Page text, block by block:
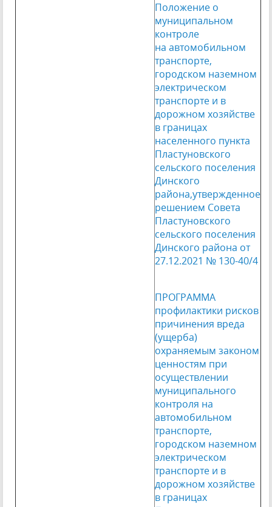
Положение о
муниципальном
контроле
на автомобильном
транспорте,
городском наземном
электрическом
транспорте и в
дорожном хозяйстве
в границах
населенного пункта
Пластуновского
сельского поселения
Динского
района,утвержденное
решением Совета
Пластуновского
сельского поселения
Динского района от
27.12.2021 № 130-40/4
ПРОГРАММА
профилактики рисков
причинения вреда
(ущерба)
охраняемым законом
ценностям при
осуществлении
муниципального
контроля на
автомобильном
транспорте,
городском наземном
электрическом
транспорте и в
дорожном хозяйстве
в границах